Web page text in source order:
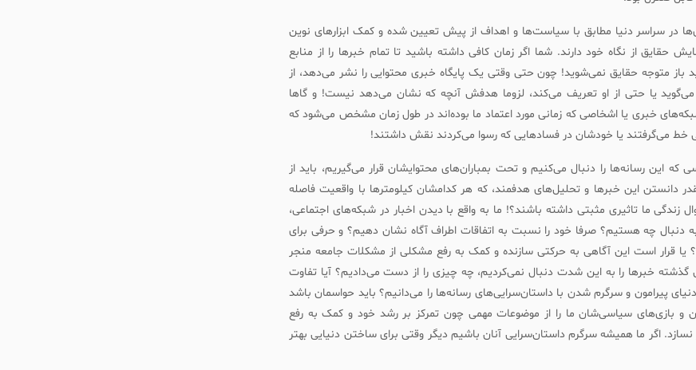
در سراسر دنیا مطابق با سیاست‌ها و اهداف از پیش تعیین شده و کمک ابزارهای نوین
حقایق از نگاه خود دارند. شما اگر زمان کافی داشته باشید تا تمام خبرها را از منابع
باز متوجه حقایق نمی‌شوید! چون حتی وقتی یک پایگاه خبری محتوایی را نشر می‌دهد، از
یا حتی از او تعریف می‌کند، لزوما هدفش آنچه که نشان می‌دهد نیست! و گاها
خبری یا اشخاصی که زمانی مورد اعتماد ما بوده‌اند در طول زمان مشخص می‌شود که
می‌گرفتند یا خودشان در فسادهایی که رسوا می‌کردند نقش داشتند!
که این رسانه‌ها را دنبال می‌کنیم و تحت بمباران‌های محتوایشان قرار می‌گیریم، باید از
دانستن این خبرها و تحلیل‌های هدفمند، که هر کدامشان کیلومترها با واقعیت فاصله
زندگی ما تاثیری مثبتی داشته باشند؟! ما به واقع با دیدن اخبار در شبکه‌های اجتماعی،
به دنبال چه هستیم؟ صرفا خود را نسبت به اتفاقات اطراف آگاه نشان دهیم؟ و حرفی برای
یا قرار است این آگاهی به حرکتی سازنده و کمک به رفع مشکلی از مشکلات جامعه منجر
گذشته خبرها را به این شدت دنبال نمی‌کردیم، چه چیزی را از دست می‌دادیم؟ آیا تفاوت
پیرامون و سرگرم شدن با داستان‌سرایی‌های رسانه‌ها را می‌دانیم؟ باید حواسمان باشد
و بازی‌های سیاسی‌شان ما را از موضوعات مهمی چون تمرکز بر رشد خود و کمک به رفع
اگر ما همیشه سرگرم داستان‌سرایی آنان باشیم دیگر وقتی برای ساختن دنیایی بهتر